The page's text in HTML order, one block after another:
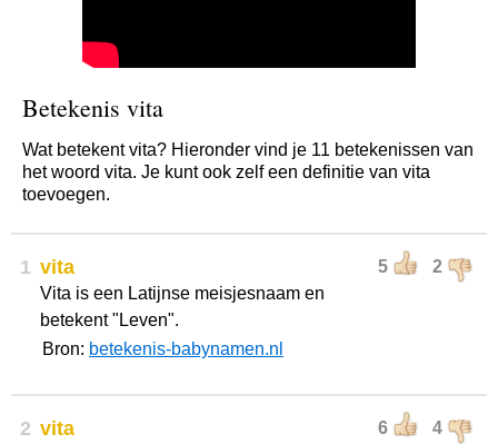
Betekenis vita
Wat betekent vita? Hieronder vind je 11 betekenissen van
het woord vita. Je kunt ook zelf een definitie van vita
toevoegen.
1 5 2
vita
Vita is een Latijnse meisjesnaam en
betekent "Leven".
Bron: betekenis-babynamen.nl
2 6 4
vita